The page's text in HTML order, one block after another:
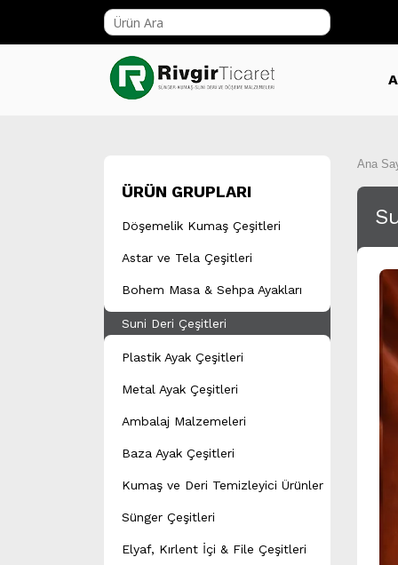
ÜRÜN GRUPLARI
Döşemelik Kumaş Çeşitleri
Astar ve Tela Çeşitleri
Bohem Masa & Sehpa Ayakları
Suni Deri Çeşitleri
Plastik Ayak Çeşitleri
Metal Ayak Çeşitleri
Ambalaj Malzemeleri
Baza Ayak Çeşitleri
Kumaş ve Deri Temizleyici Ürünler
Sünger Çeşitleri
Elyaf, Kırlent İçi & File Çeşitleri
Ana